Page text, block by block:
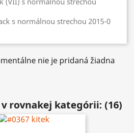
s normálnou strechou 2015-0
nie je pridaná žiadna
rovnakej kategórii: (16)